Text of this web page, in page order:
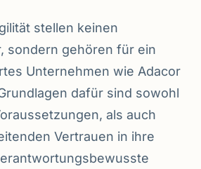
stellen keinen
sondern gehören für ein
Unternehmen wie Adacor
dafür sind sowohl
als auch
Vertrauen in ihre